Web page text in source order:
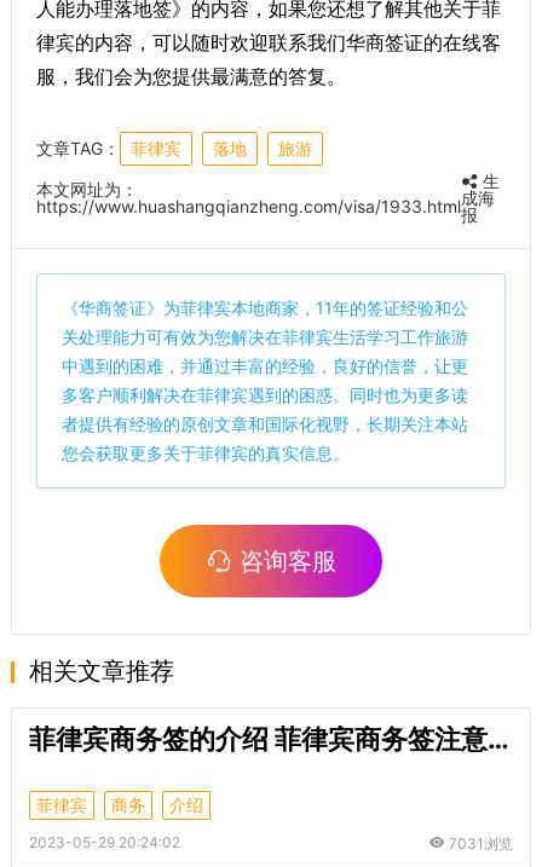
人能办理落地签》的内容，如果您还想了解其他关于菲
律宾的内容，可以随时欢迎联系我们华商签证的在线客
服，我们会为您提供最满意的答复。
文章TAG： 菲律宾 落地
旅游
本文网址为：
https://www.huashangqianzheng.com/visa/1933.html
生
成海
报
《华商签证》为菲律宾本地商家，11年的签证经验和公
关处理能力可有效为您解决在菲律宾生活学习工作旅游
中遇到的困难，并通过丰富的经验，良好的信誉，让更
多客户顺利解决在菲律宾遇到的困惑。同时也为更多读
者提供有经验的原创文章和国际化视野，长期关注本站
您会获取更多关于菲律宾的真实信息。
咨询客服
相关文章推荐
菲律宾商务签的介绍 菲律宾商务签注意事项
菲律宾 商务 介绍
2023-05-29 20:24:02 7031浏览